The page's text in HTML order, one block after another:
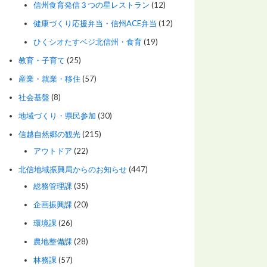
信州食育発信３つの星レストラン (12)
健康づくり応援弁当・信州ACE弁当 (12)
ひくシオたすベジ北信州・食育(19)
教育・子育て (25)
産業・就業・移住 (57)
社会基盤(8)
地域づくり・県民参加 (30)
信越自然郷の観光(215)
アウトドア (22)
北信地域振興局からのお知らせ(447)
総務管理課(35)
企画振興課(20)
環境課(26)
農地整備課(28)
林務課(57)